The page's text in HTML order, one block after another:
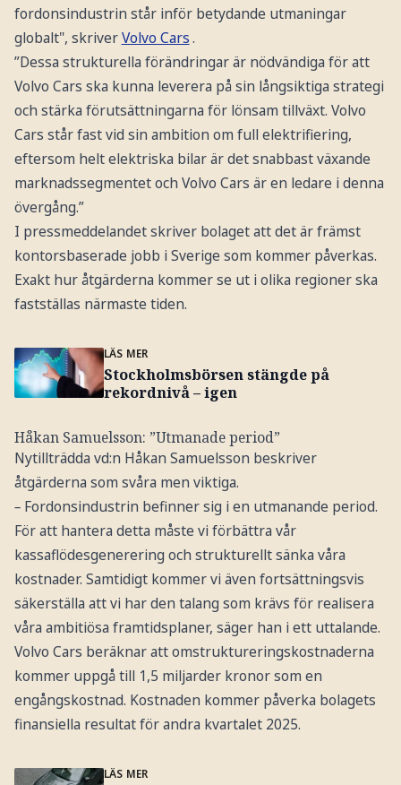
fordonsindustrin står inför betydande utmaningar
globalt", skriverVolvo Cars .
”Dessa strukturella förändringar är nödvändiga för att
Volvo Cars ska kunna leverera på sin långsiktiga strategi
och stärka förutsättningarna för lönsam tillväxt. Volvo
Cars står fast vid sin ambition om full elektrifiering,
eftersom helt elektriska bilar är det snabbast växande
marknadssegmentet och Volvo Cars är en ledare i denna
övergång.”
I pressmeddelandet skriver bolaget att det är främst
kontorsbaserade jobb i Sverige som kommer påverkas.
Exakt hur åtgärderna kommer se ut i olika regioner ska
fastställas närmaste tiden.
LÄS MER
Stockholmsbörsen stängde på
rekordnivå – igen
Håkan Samuelsson: ”Utmanade period”
Nytillträdda vd:n Håkan Samuelsson beskriver
åtgärderna som svåra men viktiga.
– Fordonsindustrin befinner sig i en utmanande period.
För att hantera detta måste vi förbättra vår
kassaflödesgenerering och strukturellt sänka våra
kostnader. Samtidigt kommer vi även fortsättningsvis
säkerställa att vi har den talang som krävs för realisera
våra ambitiösa framtidsplaner, säger han i ett uttalande.
Volvo Cars beräknar att omstruktureringskostnaderna
kommer uppgå till 1,5 miljarder kronor som en
engångskostnad. Kostnaden kommer påverka bolagets
finansiella resultat för andra kvartalet 2025.
LÄS MER